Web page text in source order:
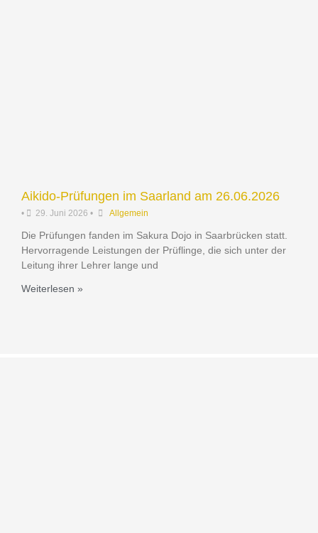
Aikido-Prüfungen im Saarland am 26.06.2026
• 29. Juni 2026 • Allgemein
Die Prüfungen fanden im Sakura Dojo in Saarbrücken statt.
Hervorragende Leistungen der Prüflinge, die sich unter der
Leitung ihrer Lehrer lange und
Weiterlesen »